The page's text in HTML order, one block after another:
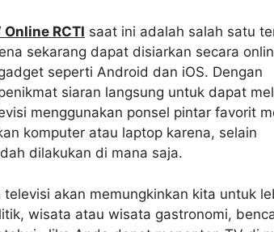
Online RCTI saat ini adalah salah satu
sekarang dapat disiarkan secara
seperti Android dan iOS. Dengan
siaran langsung untuk dapat
menggunakan ponsel pintar favorit
komputer atau laptop karena, selain
dilakukan di mana saja.
akan memungkinkan kita untuk
wisata atau wisata gastronomi,